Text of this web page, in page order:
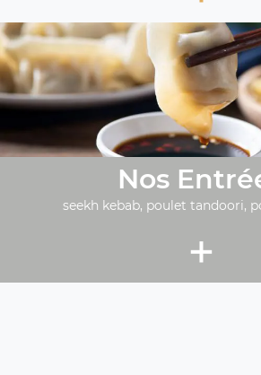
Nos
seekh kebab, poulet tandoori,
+